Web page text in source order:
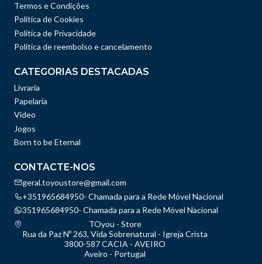
Termos e Condições
Política de Cookies
Política de Privacidade
Politica de reembolso e cancelamento
CATEGORIAS DESTACADAS
Livraria
Papelaria
Vídeo
Jogos
Born to be Eternal
CONTACTE-NOS
geral.toyoustore@gmail.com
+351965684950- Chamada para a Rede Móvel Nacional
351965684950- Chamada para a Rede Móvel Nacional
TOyou - Store
Rua da Paz Nº 263, Vida Sobrenatural - Igreja Crista
3800-587 CACIA - AVEIRO
Aveiro - Portugal